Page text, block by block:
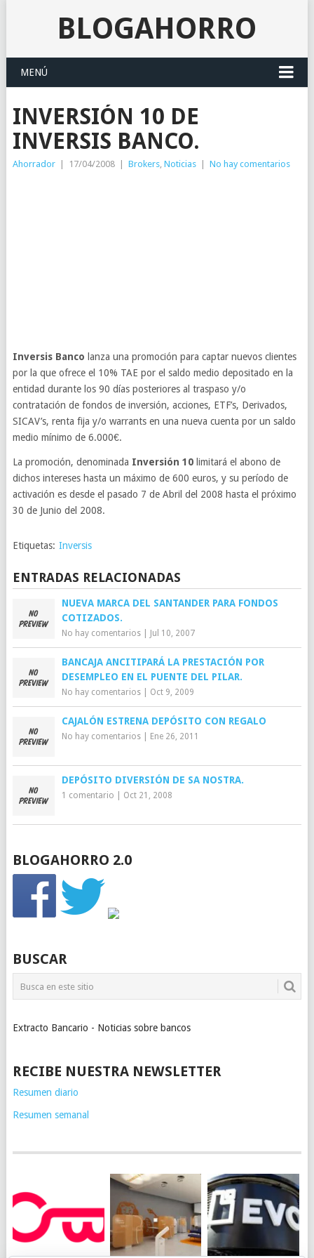
BLOGAHORRO
MENÚ
INVERSIÓN 10 DE
INVERSIS BANCO.
Ahorrador 17/04/2008 Brokers, Noticias No hay comentarios
Inversis Banco lanza una promoción para captar nuevos clientes
por la que ofrece el 10% TAE por el saldo medio depositado en la
entidad durante los 90 días posteriores al traspaso y/o
contratación de fondos de inversión, acciones, ETF’s, Derivados,
SICAV’s, renta fija y/o warrants en una nueva cuenta por un saldo
medio mínimo de 6.000€.
La promoción, denominada Inversión 10limitará el abono de
dichos intereses hasta un máximo de 600 euros, y su período de
activación es desde el pasado 7 de Abril del 2008 hasta el próximo
30 de Junio del 2008.
Etiquetas: Inversis
ENTRADAS RELACIONADAS
NUEVA MARCA DEL SANTANDER PARA FONDOS
COTIZADOS.
No hay comentarios| Jul 10, 2007
BANCAJA ANCITIPARÁ LA PRESTACIÓN POR
DESEMPLEO EN EL PUENTE DEL PILAR.
No hay comentarios| Oct 9, 2009
CAJALÓN ESTRENA DEPÓSITO CON REGALO
No hay comentarios| Ene 26, 2011
DEPÓSITO DIVERSIÓN DE SA NOSTRA.
1 comentario Oct 21, 2008
BLOGAHORRO 2.0
BUSCAR
Extracto Bancario - Noticias sobre bancos
RECIBE NUESTRA NEWSLETTER
Resumen diario
Resumen semanal